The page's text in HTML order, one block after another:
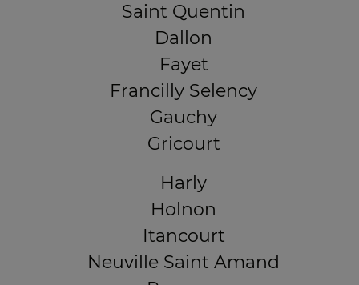
Saint Quentin
Dallon
Fayet
Francilly Selency
Gauchy
Gricourt
Harly
Holnon
Itancourt
Neuville Saint Amand